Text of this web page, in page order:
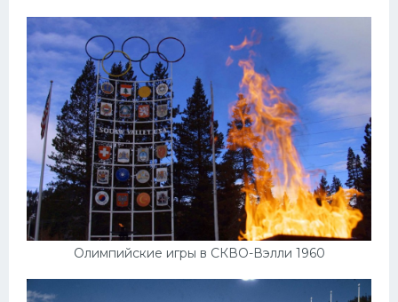
Олимпийские игры в СКВО-Вэлли 1960